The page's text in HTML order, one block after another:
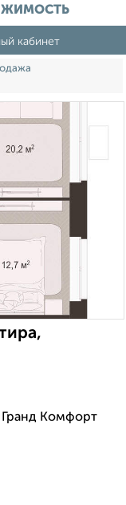
кабинет
Комфорт